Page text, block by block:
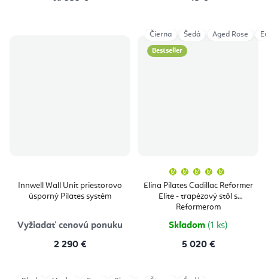
Innwell Wall Unit priestorovo
úsporný Pilates systém
Vyžiadať cenovú ponuku
2 290 €
Bestseller
Elina Pilates Cadillac Reformer
Elite - trapézový stôl s
Reformerom
produktu
je
5,0
Skladom (1 ks)
5 020 €
Čierna Šedá Aged Rose